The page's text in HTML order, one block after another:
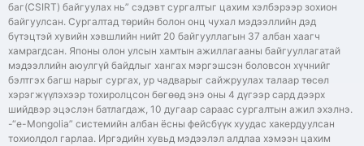
баг(CSIRT) байгуулах нь” сэдэвт сургалтыг цахим хэлбэрээр зохион
байгуулсан. Сургалтад төрийн болон онц чухал мэдээллийн дэд
бүтэцтэй хувийн хэвшлийн нийт 20 байгууллагын 37 албан хаагч
хамрагдсан. Японы олон улсын хамтын ажиллагааны байгууллагатай
мэдээллийн аюулгүй байдлыг хангах мэргэшсэн боловсон хүчнийг
бэлтгэх багш нарыг сургах, ур чадварыг сайжруулах талаар төсөл
хэрэгжүүлэхээр тохиролцсон бөгөөд энэ оны 4 дүгээр сард дээрх
шийдвэр эцэслэн батлагдаж, 10 дугаар сараас сургалтын ажил эхэлнэ.
-“e-Mongolia” системийн албан ёсны фейсбүүк хуудас хакердуулсан
тохиолдол гарлаа. Иргэдийн хувьд мэдээлэл алдлаа хэмээн цахим